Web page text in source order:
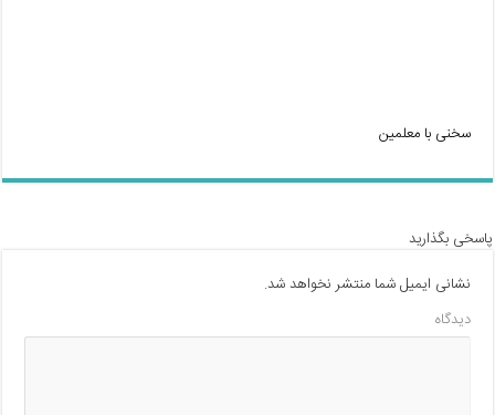
سخنی با معلمین
پاسخی بگذارید
نشانی ایمیل شما منتشر نخواهد شد.
دیدگاه